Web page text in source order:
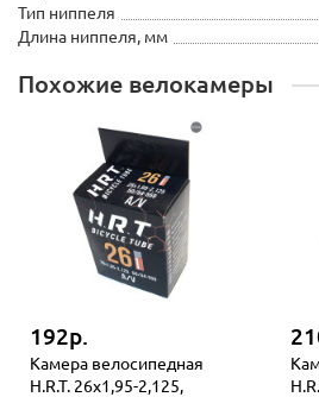
Тип ниппеля
Длина ниппеля, мм
Похожие велокамеры
192р.
Камера велосипедная
H.R.T. 26x1,95-2,125,